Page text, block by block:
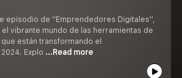
episodio de ''Emprendedores Digitales'',
vibrante mundo de las herramientas de
están transformando el
Explo ...Read more